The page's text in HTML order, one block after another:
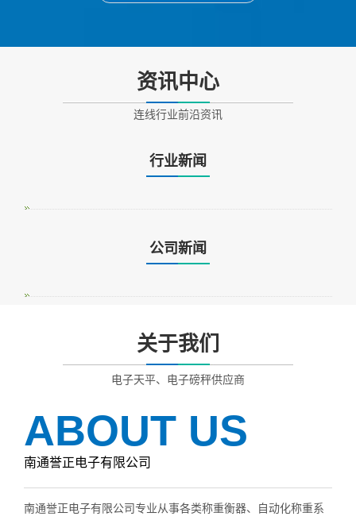
资讯中心
连线行业前沿资讯
行业新闻
公司新闻
关于我们
电子天平、电子磅秤供应商
ABOUT US
南通誉正电子有限公司
南通誉正电子有限公司专业从事各类称重衡器、自动化称重系